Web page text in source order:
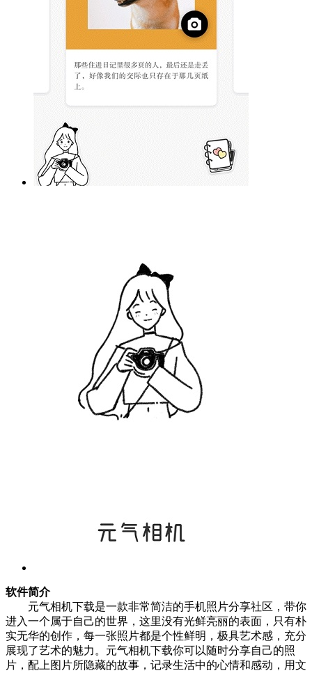
软件简介
元气相机下载是一款非常简洁的手机照片分享社区，带你
进入一个属于自己的世界，这里没有光鲜亮丽的表面，只有朴
实无华的创作，每一张照片都是个性鲜明，极具艺术感，充分
展现了艺术的魅力。元气相机下载你可以随时分享自己的照
片，配上图片所隐藏的故事，记录生活中的心情和感动，用文